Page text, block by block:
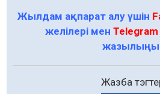
Жылдам ақпарат алу үшін
желілері мен Telegram
Жазба